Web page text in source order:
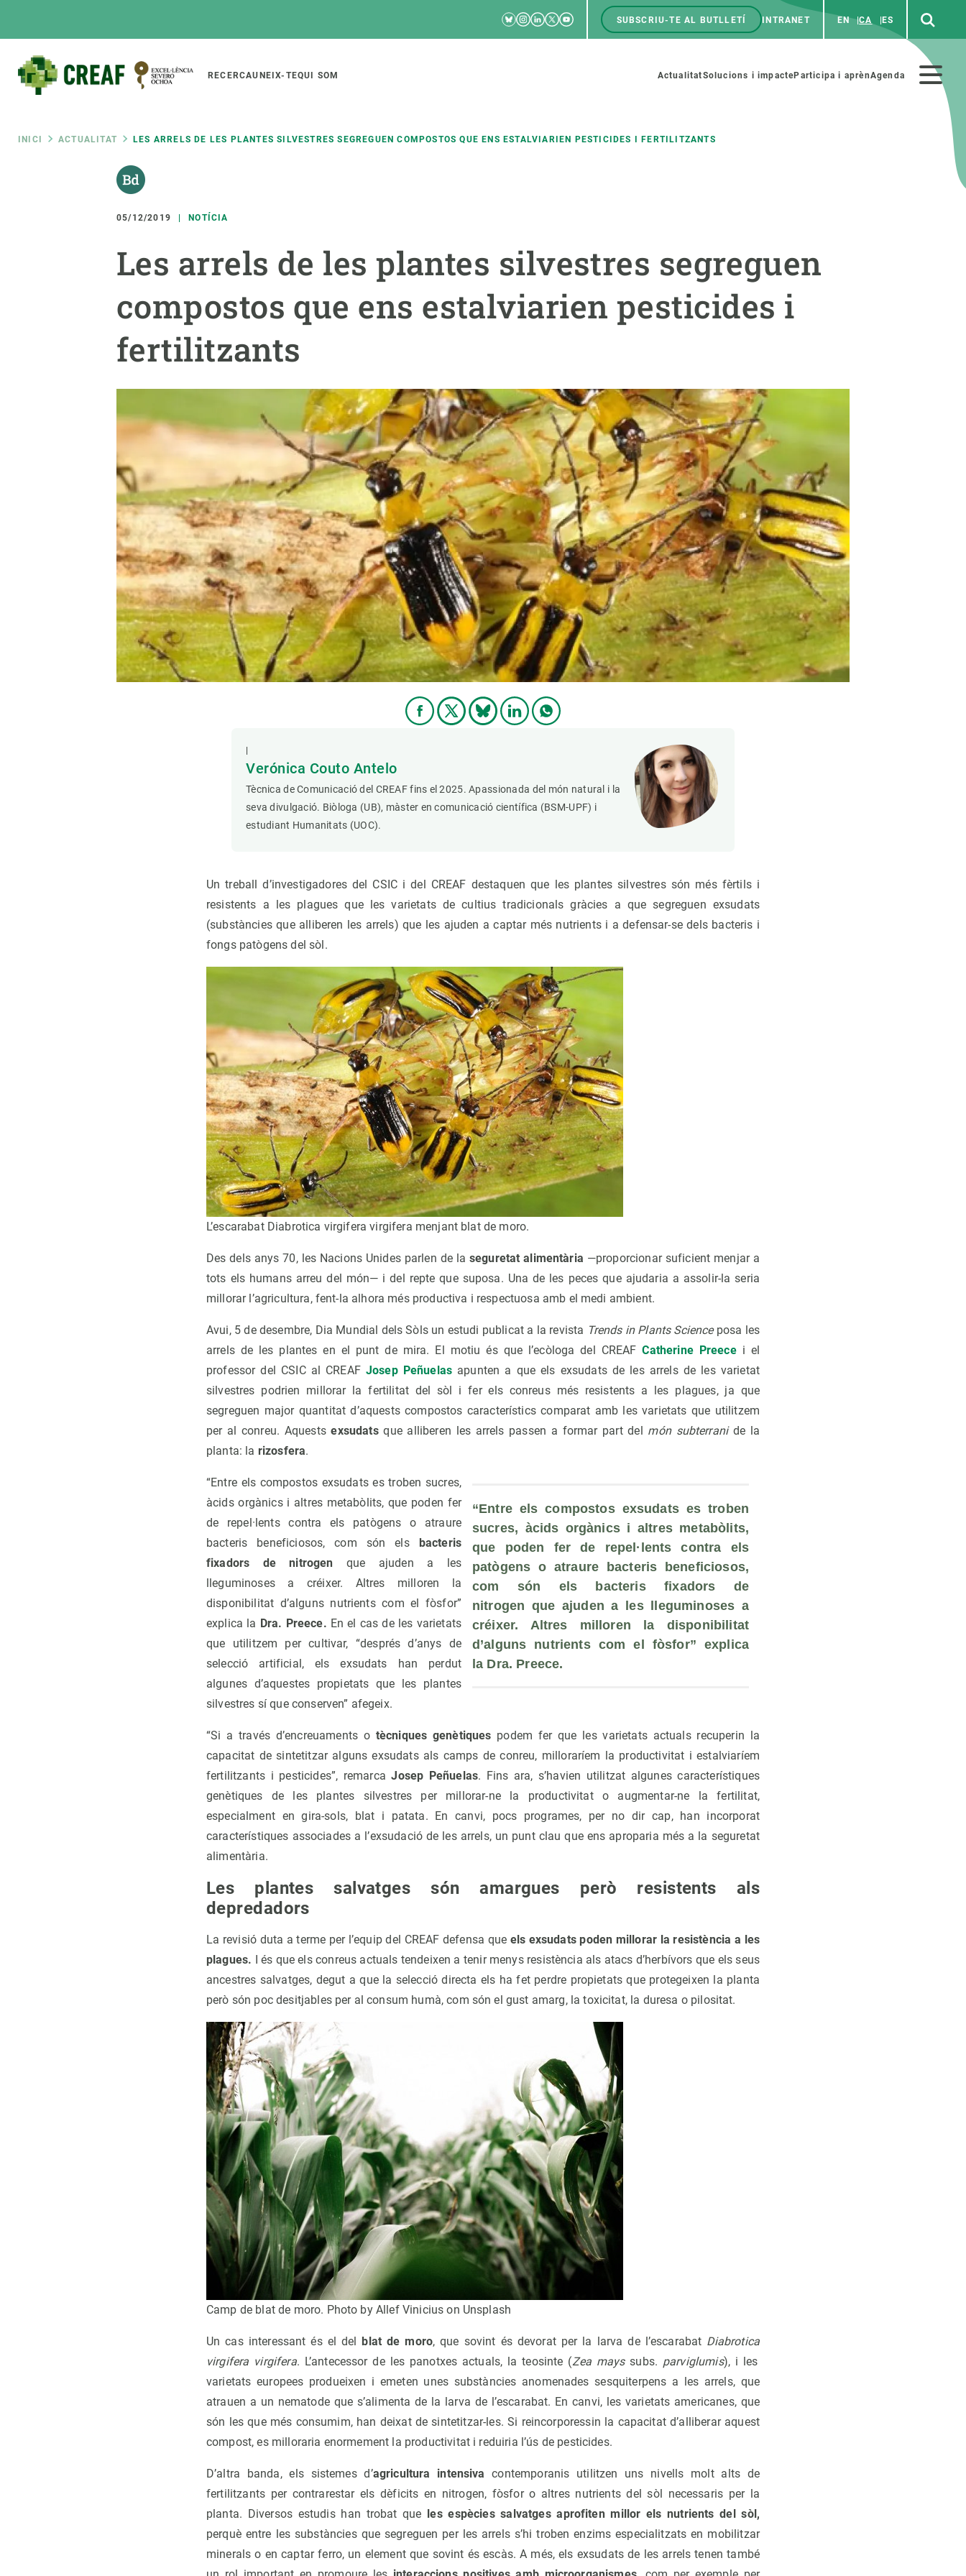
RRSS
Bluesky
Instagram
Linkedin
TwitterYoutube
Menú
SUBSCRIU-TE AL BUTLLETÍ INTRANET EN CA ES
Main
navigation
RECERCAUNEIX-TEQUI SOM
Menú
secundario
ActualitatSolucions i impacteParticipa i aprènAgenda
Fil
d'ariadna
INICI ACTUALITAT LES ARRELS DE LES PLANTES SILVESTRES SEGREGUEN COMPOSTOS QUE ENS ESTALVIARIEN PESTICIDES I FERTILITZANTS
05/12/2019 NOTÍCIA
Les arrels de les plantes silvestres segreguen
compostos que ens estalviarien pesticides i
fertilitzants
Verónica Couto Antelo
Tècnica de Comunicació del CREAF fins el 2025. Apassionada del món natural i la
seva divulgació. Biòloga (UB), màster en comunicació científica (BSM-UPF) i
estudiant Humanitats (UOC).
Un treball d’investigadores del CSIC i del CREAF destaquen que les plantes silvestres són més fèrtils i
resistents a les plagues que les varietats de cultius tradicionals gràcies a que segreguen exsudats
(substàncies que alliberen les arrels) que les ajuden a captar més nutrients i a defensar-se dels bacteris i
fongs patògens del sòl.
L’escarabat Diabrotica virgifera virgifera menjant blat de moro.
Des dels anys 70, les Nacions Unides parlen de la seguretat alimentària —proporcionar suficient menjar a
tots els humans arreu del món— i del repte que suposa. Una de les peces que ajudaria a assolir-la seria
millorar l’agricultura, fent-la alhora més productiva i respectuosa amb el medi ambient.
Avui, 5 de desembre, Dia Mundial dels Sòls un estudi publicat a la revista Trendsin Plants Science posa les
arrels de les plantes en el punt de mira. El motiu és que l’ecòloga del CREAFCatherine Preecei el
professor del CSIC al CREAF Josep Peñuelas apunten a que els exsudats de les arrels de les varietat
silvestres podrien millorar la fertilitat del sòl i fer els conreus més resistents a les plagues, ja que
segreguen major quantitat d’aquests compostos característics comparat amb les varietats que utilitzem
per al conreu. Aquestsexsudatsque alliberen les arrels passen a formar part del món subterranide la
planta: la rizosfera.
“Entre els compostos exsudats es troben
sucres, àcids orgànics i altres metabòlits,
que poden fer de repel·lents contra els
patògens o atraure bacteris beneficiosos,
com són els bacteris fixadors de
nitrogen que ajuden a les lleguminoses a
créixer. Altres milloren la disponibilitat
d’alguns nutrients com el fòsfor” explica
la Dra. Preece.
“Entre els compostos exsudats es troben sucres,
àcids orgànics i altres metabòlits, que poden fer
de repel·lents contra els patògens o atraure
bacteris beneficiosos, com són els bacteris
fixadors de nitrogen que ajuden a les
lleguminoses a créixer. Altres milloren la
disponibilitat d’alguns nutrients com el fòsfor”
explica la Dra. Preece. En el cas de les varietats
que utilitzem per cultivar, “després d’anys de
selecció artificial, els exsudats han perdut
algunes d’aquestes propietats que les plantes
silvestres sí que conserven” afegeix.
“Si a través d’encreuaments o tècniques genètiques podem fer que les varietats actuals recuperin la
capacitat de sintetitzar alguns exsudats als camps de conreu, milloraríem la productivitat i estalviaríem
fertilitzants i pesticides”, remarcaJosep Peñuelas. Fins ara, s’havien utilitzat algunes característiques
genètiques de les plantes silvestres per millorar-ne la productivitat o augmentar-ne la fertilitat,
especialment en gira-sols, blat i patata. En canvi, pocs programes, per no dir cap, han incorporat
característiques associades a l’exsudació de les arrels, un punt clau que ens aproparia més a la seguretat
alimentària.
Les plantes salvatges són amargues però resistents als
depredadors
La revisió duta a terme per l’equip del CREAF defensa que els exsudats poden millorar la resistència a les
plagues. I és que els conreus actuals tendeixen a tenir menys resistència als atacs d’herbívors que els seus
ancestres salvatges, degut a que la selecció directa els ha fet perdre propietats que protegeixen la planta
però són poc desitjables per al consum humà, com són el gust amarg, la toxicitat, la duresa o pilositat.
Camp de blat de moro. Photo by Allef Vinicius on Unsplash
Un cas interessant és el delblat de moro, que sovint és devorat per la larva de l’escarabat Diabrotica
virgifera virgifera. L’antecessor de les panotxes actuals, la teosinte (Zea mayssubs. parviglumis), i les
varietats europees produeixen i emeten unes substàncies anomenades sesquiterpens a les arrels, que
atrauen a un nematode que s’alimenta de la larva de l’escarabat. En canvi, les varietats americanes, que
són les que més consumim, han deixat de sintetitzar-les. Si reincorporessin la capacitat d’alliberar aquest
compost, es milloraria enormement la productivitat i reduiria l’ús de pesticides.
D’altra banda, els sistemes d’agricultura intensiva contemporanis utilitzen uns nivells molt alts de
fertilitzants per contrarestar els dèficits en nitrogen, fòsfor o altres nutrients del sòl necessaris per la
planta. Diversos estudis han trobat que les espècies salvatges aprofiten millor els nutrients del sòl,
perquè entre les substàncies que segreguen per les arrels s’hi troben enzims especialitzats en mobilitzar
minerals o en captar ferro, un element que sovint és escàs. A més, els exsudats de les arrels tenen també
Featured
responsive
Responsive
menu
SOBRE NOSALTRES
Organització institucional
Infraestructures
Ciència oberta i gestió del coneixement
Biodiversitat
Funcionament dels ecosistemes
Observació de la terra
Temes transversals
Synthesis Actions
Solucions
Política i gestió
Oportunitats acadèmiques
Demana la teva beca ERC
Programa de màsters i doctorat
Un lloc on créixer
Desenvolupament de carrera
Seminaris i activitats internes
T’oferim formació
Fes ciència amb nosaltres
Materials educatius
COL·LABORA
Esdeveniments anteriors
Notícies